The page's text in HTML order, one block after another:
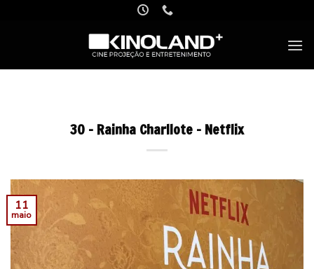
30 – Rainha Charllote – Netflix
11
maio